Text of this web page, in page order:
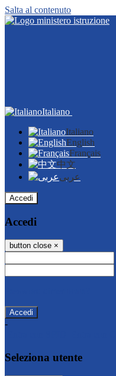
Salta al contenuto
Italiano
Italiano
English
Français
中文
عربى
Accedi
Accedi
button close ×
-
Seleziona utente